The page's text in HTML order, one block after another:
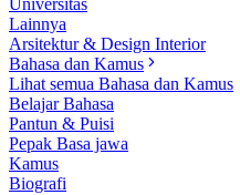
Universitas
Lainnya
Arsitektur & Design Interior
Bahasa dan Kamus
Lihat semua Bahasa dan Kamus
Belajar Bahasa
Pantun & Puisi
Pepak Basa jawa
Kamus
Biografi